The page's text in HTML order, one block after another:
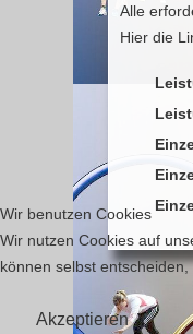
Alle
Hier die
Wir benutzen Cookies
Wir nutzen Cookies auf
können selbst
Akzeptieren